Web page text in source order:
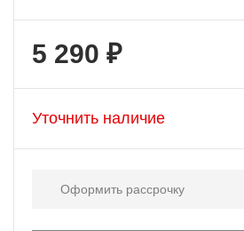
5 290 ₽
Уточнить наличие
Оформить рассрочку